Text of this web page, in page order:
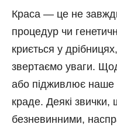
Краса — це не
процедур чи
криється у
звертаємо уваги.
або підживлює наше
краде. Деякі
безневинними,